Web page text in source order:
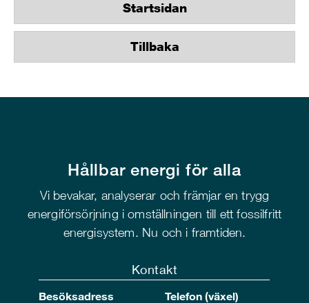
Startsidan
Tillbaka
Hållbar energi för alla
Vi bevakar, analyserar och främjar en trygg
energiförsörjning i omställningen till ett fossilfritt
energisystem. Nu och i framtiden.
Kontakt
Besöksadress
Telefon (växel)